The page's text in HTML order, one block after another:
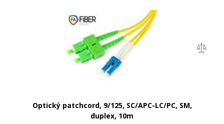
Optický patchcord, 9/125, SC/APC-LC/PC, SM,
duplex, 10m